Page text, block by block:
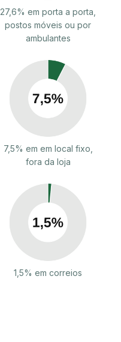
27,6% em porta a porta,
postos móveis ou por
ambulantes
7,5% em em local fixo,
fora da loja
1,5% em correios